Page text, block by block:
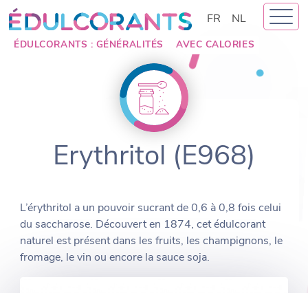
Skip
to
content
FR NL
ÉDULCORANTS : GÉNÉRALITÉS AVEC CALORIES
Erythritol (E968)
L’érythritol a un pouvoir sucrant de 0,6 à 0,8 fois celui
du saccharose. Découvert en 1874, cet édulcorant
naturel est présent dans les fruits, les champignons, le
fromage, le vin ou encore la sauce soja.